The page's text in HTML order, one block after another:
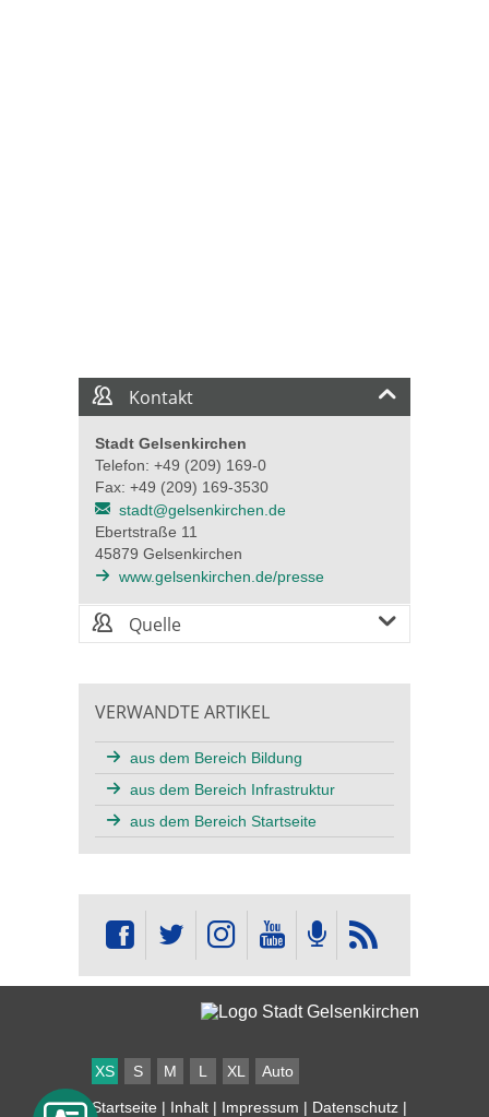
Kontakt
Stadt Gelsenkirchen
Telefon: +49 (209) 169-0
Fax: +49 (209) 169-3530
stadt@gelsenkirchen.de
Ebertstraße 11
45879 Gelsenkirchen
www.gelsenkirchen.de/presse
Quelle
VERWANDTE ARTIKEL
aus dem Bereich Bildung
aus dem Bereich Infrastruktur
aus dem Bereich Startseite
XS S M L XL Auto
Startseite | Inhalt | Impressum | Datenschutz |